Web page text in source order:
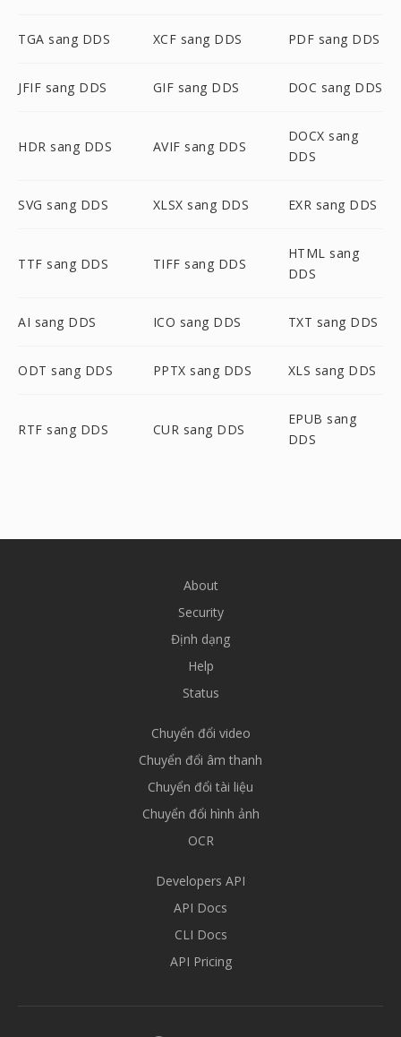
TGA sang DDS XCF sang DDS PDF sang DDS
JFIF sang DDS GIF sang DDS DOC sang DDS
HDR sang DDS AVIF sang DDS
DOCX sang
DDS
SVG sang DDS XLSX sang DDS EXR sang DDS
TTF sang DDS TIFF sang DDS
HTML sang
DDS
AI sang DDS ICO sang DDS TXT sang DDS
ODT sang DDS PPTX sang DDS XLS sang DDS
RTF sang DDS CUR sang DDS
EPUB sang
DDS
About
Security
Định dạng
Help
Status
Chuyển đổi video
Chuyển đổi âm thanh
Chuyển đổi tài liệu
Chuyển đổi hình ảnh
OCR
Developers API
API Docs
CLI Docs
API Pricing